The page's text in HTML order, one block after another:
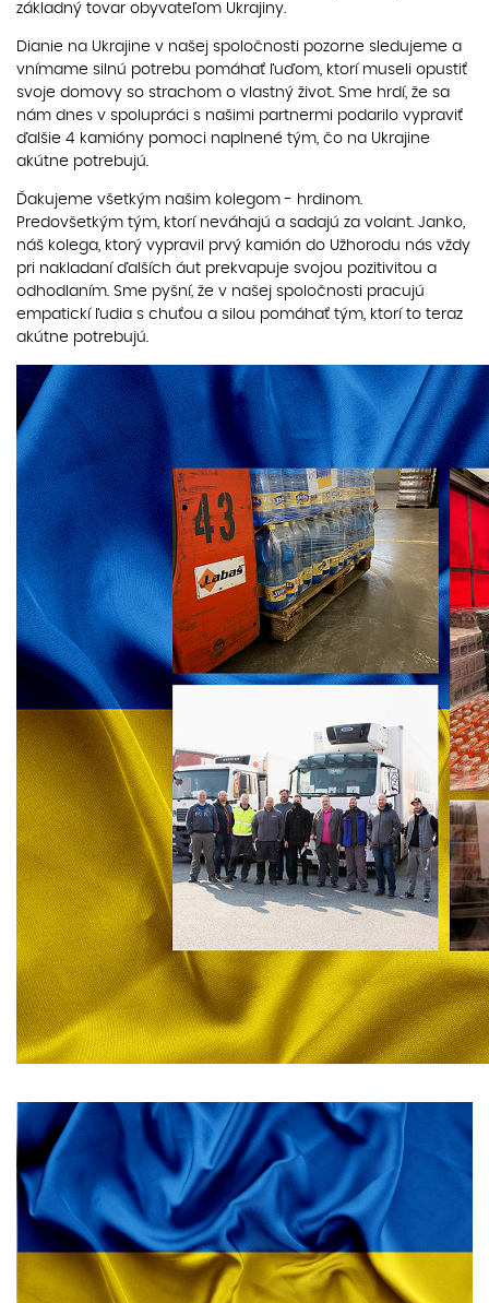
základný tovar obyvateľom Ukrajiny.
Dianie na Ukrajine v našej spoločnosti pozorne sledujeme a
vnímame silnú potrebu pomáhať ľuďom, ktorí museli opustiť
svoje domovy so strachom o vlastný život. Sme hrdí, že sa
nám dnes v spolupráci s našimi partnermi podarilo vypraviť
ďalšie 4 kamióny pomoci naplnené tým, čo na Ukrajine
akútne potrebujú.
Ďakujeme všetkým našim kolegom - hrdinom.
Predovšetkým tým, ktorí neváhajú a sadajú za volant. Janko,
náš kolega, ktorý vypravil prvý kamión do Užhorodu nás vždy
pri nakladaní ďalších áut prekvapuje svojou pozitivitou a
odhodlaním. Sme pyšní, že v našej spoločnosti pracujú
empatickí ľudia s chuťou a silou pomáhať tým, ktorí to teraz
akútne potrebujú.